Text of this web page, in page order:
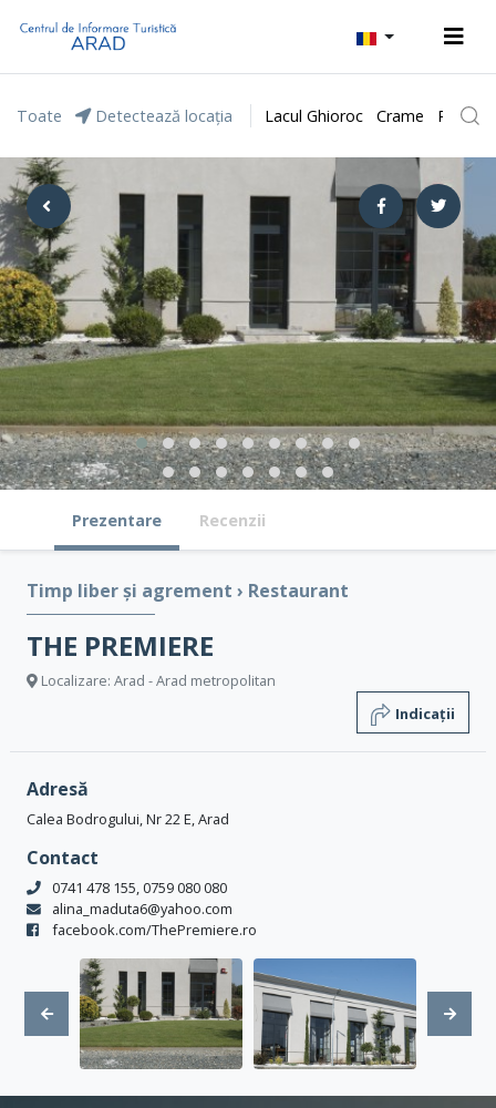
Toate Detectează locația Lacul Ghioroc Crame Parcul
Prezentare Recenzii
Timp liber și agrement › Restaurant
THE PREMIERE
Localizare: Arad - Arad metropolitan
Indicații
Adresă
Calea Bodrogului, Nr 22 E, Arad
Contact
0741 478 155, 0759 080 080
alina_maduta6@yahoo.com
facebook.com/ThePremiere.ro